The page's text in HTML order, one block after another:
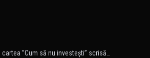
”Cum să nu investeşti” scrisă…